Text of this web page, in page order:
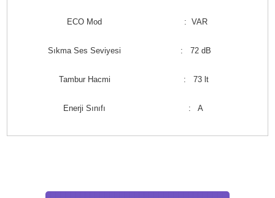
ECO Mod : VAR
Sıkma Ses Seviyesi : 72 dB
Tambur Hacmi : 73 lt
Enerji Sınıfı : A